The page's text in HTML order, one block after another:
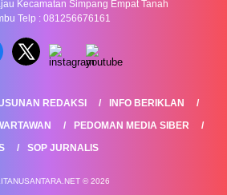
Kecamatan Simpang Empat Tanah
Telp : 081256676161
REDAKSI
INFO BERIKLAN
PEDOMAN MEDIA SIBER
SOP JURNALIS
© 2026